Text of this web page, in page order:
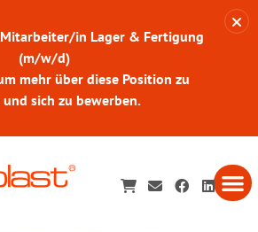
in Lager & Fertigung
(m/w/d)
mehr über diese Position zu
sich zu bewerben.